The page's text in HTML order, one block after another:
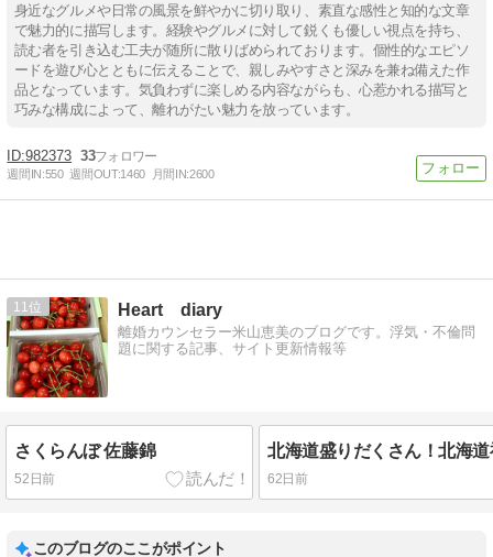
身近なグルメや日常の風景を鮮やかに切り取り、素直な感性と知的な文章
で魅力的に描写します。経験やグルメに対して鋭くも優しい視点を持ち、
読む者を引き込む工夫が随所に散りばめられております。個性的なエピソ
ードを遊び心とともに伝えることで、親しみやすさと深みを兼ね備えた作
品となっています。気負わずに楽しめる内容ながらも、心惹かれる描写と
巧みな構成によって、離れがたい魅力を放っています。
982373 33
週間IN:550 週間OUT:1460 月間IN:2600
11 Heart diary
離婚カウンセラー米山恵美のブログです。浮気・不倫問
題に関する記事、サイト更新情報等
さくらんぼ 佐藤錦
52日前 62日前
このブログのここがポイント